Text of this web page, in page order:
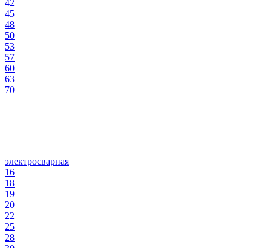
42
45
48
50
53
57
60
63
70
электросварная
16
18
19
20
22
25
28